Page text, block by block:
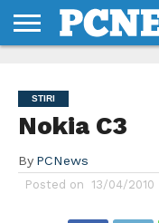
NOI
SI
CONDITII
STIRI
Nokia C3
By PCNews
Posted on 13/04/2010